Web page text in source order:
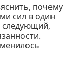
почему
сил в один